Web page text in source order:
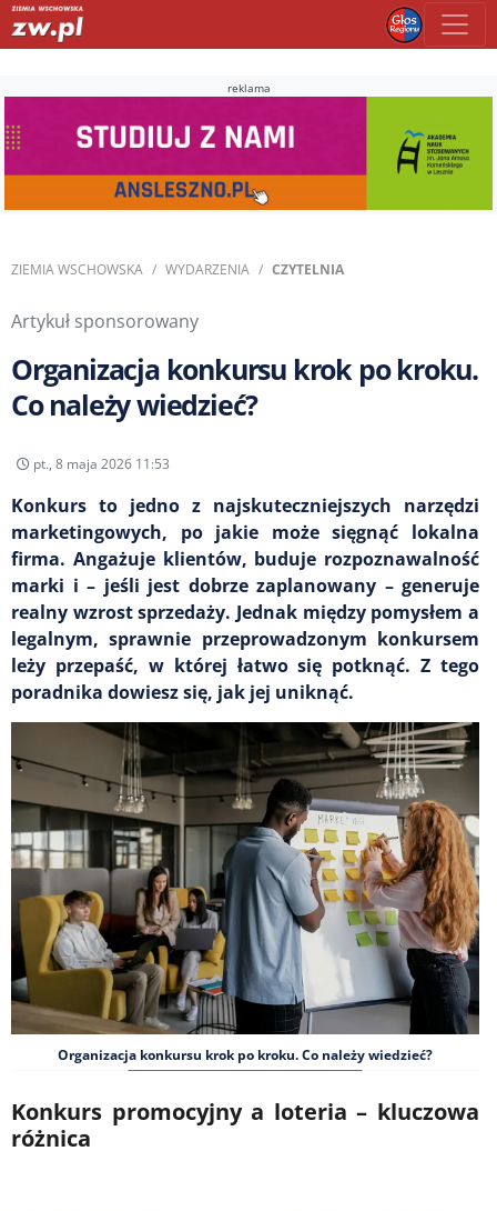
reklama
ZIEMIA WSCHOWSKA WYDARZENIA CZYTELNIA
Artykuł sponsorowany
Organizacja konkursu krok po kroku.
Co należy wiedzieć?
pt., 8 maja 2026 11:53
Konkurs to jedno z najskuteczniejszych narzędzi
marketingowych, po jakie może sięgnąć lokalna
firma. Angażuje klientów, buduje rozpoznawalność
marki i – jeśli jest dobrze zaplanowany – generuje
realny wzrost sprzedaży. Jednak między pomysłem a
legalnym, sprawnie przeprowadzonym konkursem
leży przepaść, w której łatwo się potknąć. Z tego
poradnika dowiesz się, jak jej uniknąć.
Organizacja konkursu krok po kroku. Co należy wiedzieć?
Konkurs promocyjny a loteria – kluczowa
różnica